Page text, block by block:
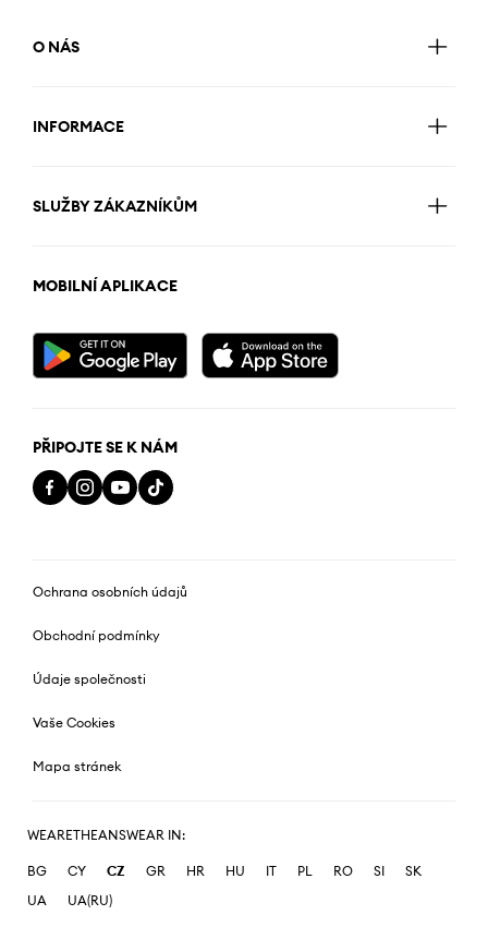
O NÁS
INFORMACE
SLUŽBY ZÁKAZNÍKŮM
MOBILNÍ APLIKACE
PŘIPOJTE SE K NÁM
Ochrana osobních údajů
Obchodní podmínky
Údaje společnosti
Vaše Cookies
Mapa stránek
WEARETHEANSWEAR IN:
BG CY CZ GR HR HU IT PL RO SI
SK
UA
UA(RU)